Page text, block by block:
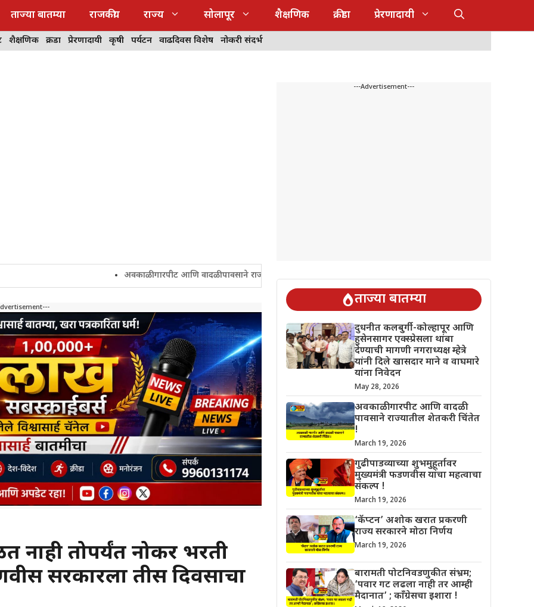
ताज्या बातम्या राजकीय राज्य सोलापूर शैक्षणिक क्रीडा प्रेरणादायी
शैक्षणिक क्रीडा प्रेरणादायी कृषी पर्यटन वाढदिवस विशेष नोकरी संदर्भ
अवकाळी गारपीट आणि वादळी पावसाने राज्यातील शेतकरी चिंतेत !
नाही तोपर्यंत नोकर भरती
सरकारला तीस दिवसाचा
---Advertisement---
ताज्या बातम्या
दुधनीत कलबुर्गी-कोल्हापूर आणि
हुसेनसागर एक्स्प्रेसला थांबा
देण्याची मागणी नगराध्यक्ष म्हेत्रे
यांनी दिले खासदार माने व वाघमारे
यांना निवेदन
May 28, 2026
अवकाळी गारपीट आणि वादळी
पावसाने राज्यातील शेतकरी चिंतेत
!
March 19, 2026
गुढीपाडव्याच्या शुभमुहूर्तावर
मुख्यमंत्री फडणवीस यांचा महत्वाचा
संकल्प !
March 19, 2026
‘कॅप्टन’ अशोक खरात प्रकरणी
राज्य सरकारने मोठा निर्णय
March 19, 2026
बारामती पोटनिवडणुकीत संभ्रम;
‘पवार गट लढला नाही तर आम्ही
मैदानात’ ; काँग्रेसचा इशारा !